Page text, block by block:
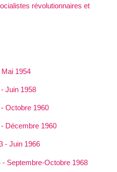
révolutionnaires et
1954
Juin 1958
Octobre 1960
Décembre 1960
- Juin 1966
- Septembre-Octobre 1968